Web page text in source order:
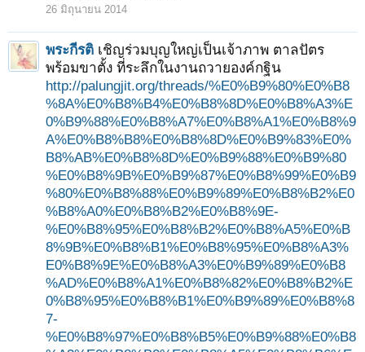
26 มิถุนายน 2014
พระกีรติ เชิญร่วมบุญใหญ่เป็นเจ้าภาพ ตาลปัตร
พร้อมขาตั้ง ที่ระลึกในงานถวายองค์กฐิน
http://palungjit.org/threads/%E0%B9%80%E0%B8
%8A%E0%B8%B4%E0%B8%8D%E0%B8%A3%E
0%B9%88%E0%B8%A7%E0%B8%A1%E0%B8%9
A%E0%B8%B8%E0%B8%8D%E0%B9%83%E0%
B8%AB%E0%B8%8D%E0%B9%88%E0%B9%80
%E0%B8%9B%E0%B9%87%E0%B8%99%E0%B9
%80%E0%B8%88%E0%B9%89%E0%B8%B2%E0
%B8%A0%E0%B8%B2%E0%B8%9E-
%E0%B8%95%E0%B8%B2%E0%B8%A5%E0%B
8%9B%E0%B8%B1%E0%B8%95%E0%B8%A3%
E0%B8%9E%E0%B8%A3%E0%B9%89%E0%B8
%AD%E0%B8%A1%E0%B8%82%E0%B8%B2%E
0%B8%95%E0%B8%B1%E0%B9%89%E0%B8%8
7-
%E0%B8%97%E0%B8%B5%E0%B9%88%E0%B8